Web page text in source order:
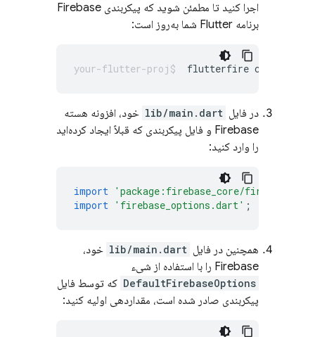
اجرا کنید تا مطمئن شوید که پیکربندی Firebase
برنامه Flutter شما به‌روز است:
flutterfire
در فایل lib/main.dart خود، افزونه هسته
Firebase و فایل پیکربندی که قبلاً ایجاد کرده‌اید
را وارد کنید:
import 'package:firebase_core/
import 'firebase_options.dart' ;
همچنین در فایل lib/main.dart خود،
Firebase را با استفاده از شیء
DefaultFirebaseOptions که توسط فایل
پیکربندی صادر شده است، مقداردهی اولیه کنید: